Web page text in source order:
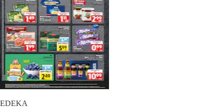
EDEKA